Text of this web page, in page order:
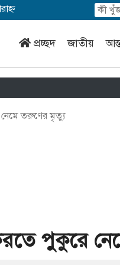
প্রচ্ছদ জাতীয়
তরুণের মৃত্যু
পুকুরে